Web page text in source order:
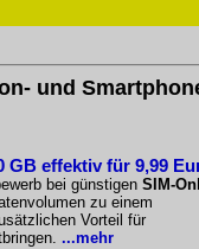
und
GB effektiv für 9,99
bei günstigen SIM-
zu einem
Vorteil für
...mehr